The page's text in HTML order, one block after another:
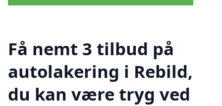
Få nemt 3 tilbud på
autolakering i Rebild,
du kan være tryg ved